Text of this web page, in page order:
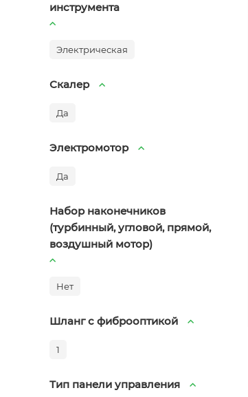
инструмента
Электрическая
Скалер
Да
Электромотор
Да
Набор наконечников
(турбинный, угловой, прямой,
воздушный мотор)
Нет
Шланг с фиброоптикой
1
Тип панели управления